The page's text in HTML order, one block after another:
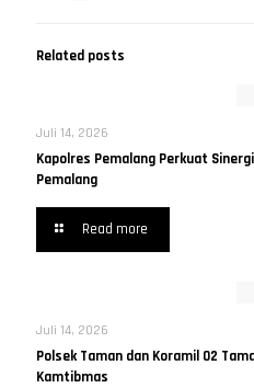
Related posts
Juli 14, 2026
Kapolres Pemalang Perkuat
Pemalang
Read more
Juli 14, 2026
Polsek Taman dan Koramil 02
Kamtibmas